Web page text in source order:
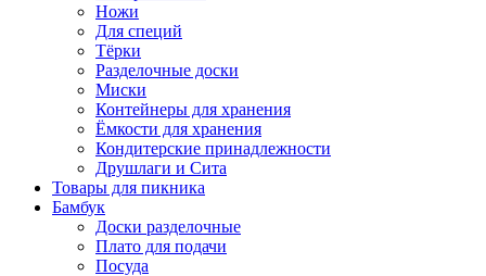
Ножи
Для специй
Тёрки
Разделочные доски
Миски
Контейнеры для хранения
Ёмкости для хранения
Кондитерские принадлежности
Друшлаги и Сита
Товары для пикника
Бамбук
Доски разделочные
Плато для подачи
Посуда